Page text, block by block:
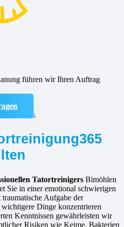
führen wir Ihren Auftrag
Tatortreinigers Bimöhlen
Sie in einer emotional schwierigen
Aufgabe der
Dinge konzentrieren
Kenntnissen gewährleisten wir
Risiken wie Keime, Bakterien